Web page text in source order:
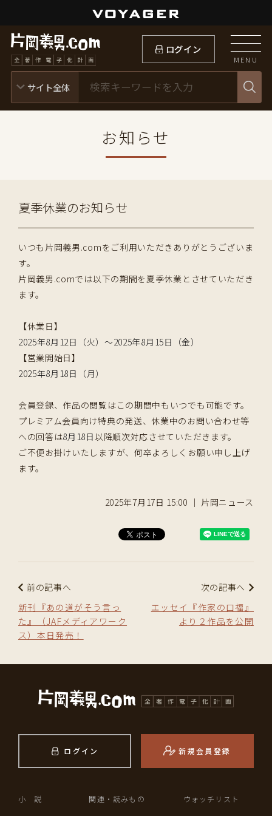
ログイン
MENU
お知らせ
夏季休業のお知らせ
いつも片岡義男.comをご利用いただきありがとうございま
す。
片岡義男.comでは以下の期間を夏季休業とさせていただき
ます。
【休業日】
2025年8月12日（火）～2025年8月15日（金）
【営業開始日】
2025年8月18日（月）
会員登録、作品の閲覧はこの期間中もいつでも可能です。
プレミアム会員向け特典の発送、休業中のお問い合わせ等
への回答は8月18日以降順次対応させていただきます。
ご不便お掛けいたしますが、何卒よろしくお願い申し上げ
ます。
2025年7月17日 15:00 ｜ 片岡ニュース
前の記事へ
新刊『あの道がそう言っ
た』（JAFメディアワーク
ス）本日発売！
次の記事へ
エッセイ『作家の口福』
より２作品を公開
ログイン 新規会員登録
小 説 関連・読みもの ウォッチリスト